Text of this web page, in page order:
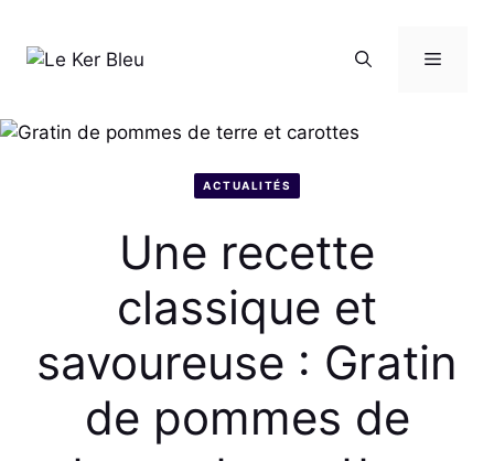
contenu
Menu
ACTUALITÉS
Une recette
classique et
savoureuse : Gratin
de pommes de